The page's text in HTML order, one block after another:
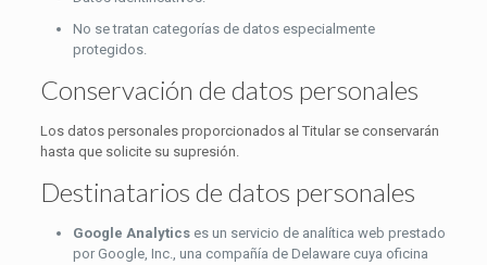
No se tratan categorías de datos especialmente
protegidos.
Conservación de datos personales
Los datos personales proporcionados al Titular se conservarán
hasta que solicite su supresión.
Destinatarios de datos personales
Google Analytics es un servicio de analítica web prestado
por Google, Inc., una compañía de Delaware cuya oficina